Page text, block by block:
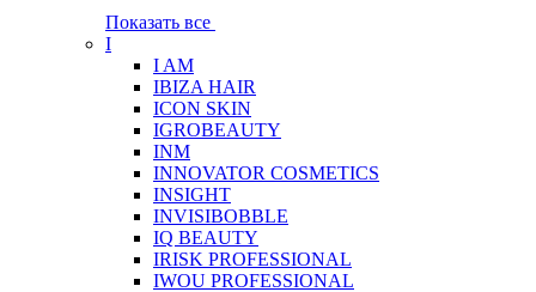
Показать все
I
I AM
IBIZA HAIR
ICON SKIN
IGROBEAUTY
INM
INNOVATOR COSMETICS
INSIGHT
INVISIBOBBLE
IQ BEAUTY
IRISK PROFESSIONAL
IWOU PROFESSIONAL